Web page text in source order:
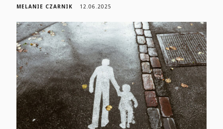
MELANIE CZARNIK 12.06.2025